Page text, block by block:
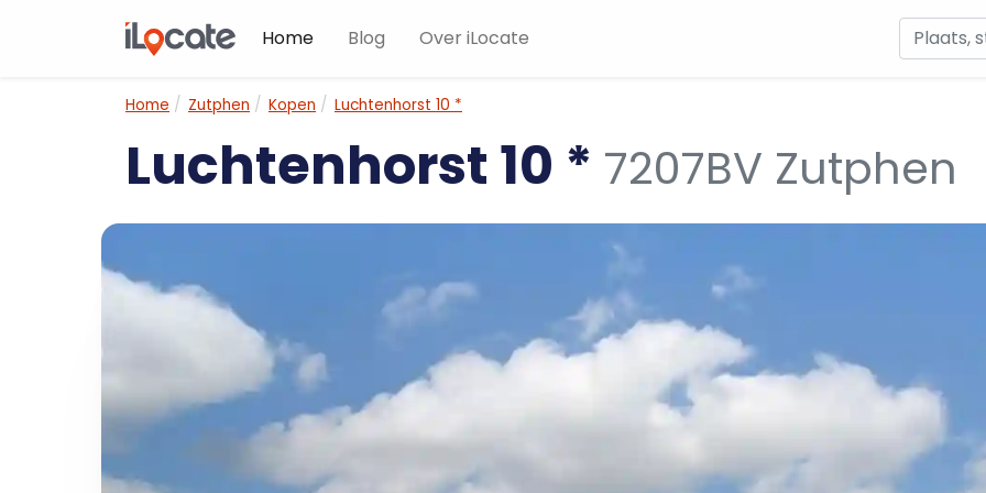
Home Blog Over iLocate
Home Zutphen Kopen Luchtenhorst 10 *
Luchtenhorst 10 * 7207BV Zutphen